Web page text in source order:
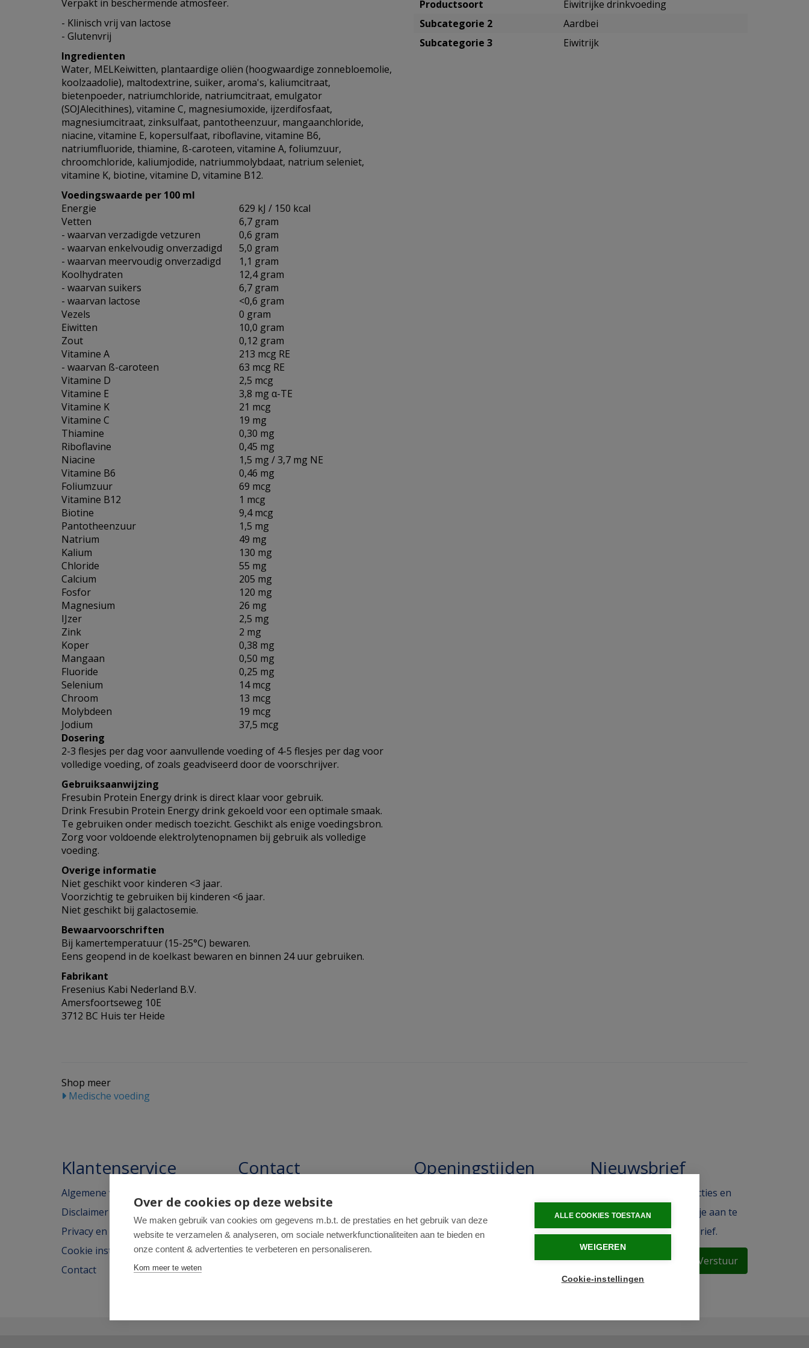
Verpakt in beschermende atmosfeer.
- Klinisch vrij van lactose
- Glutenvrij
Ingredienten
Water, MELKeiwitten, plantaardige oliën (hoogwaardige zonnebloemolie,
koolzaadolie), maltodextrine, suiker, aroma's, kaliumcitraat,
bietenpoeder, natriumchloride, natriumcitraat, emulgator
(SOJAlecithines), vitamine C, magnesiumoxide, ijzerdifosfaat,
magnesiumcitraat, zinksulfaat, pantotheenzuur, mangaanchloride,
niacine, vitamine E, kopersulfaat, riboflavine, vitamine B6,
natriumfluoride, thiamine, ß-caroteen, vitamine A, foliumzuur,
chroomchloride, kaliumjodide, natriummolybdaat, natrium seleniet,
vitamine K, biotine, vitamine D, vitamine B12.
Voedingswaarde per 100 ml
Energie
629 kJ / 150 kcal
Vetten
- waarvan verzadigde vetzuren
- waarvan enkelvoudig onverzadigd
- waarvan meervoudig onverzadigd
6,7 gram
0,6 gram
5,0 gram
1,1 gram
Koolhydraten
- waarvan suikers
- waarvan lactose
12,4 gram
6,7 gram
<0,6 gram
Vezels
0 gram
Eiwitten
10,0 gram
Zout
0,12 gram
Vitamine A
- waarvan ß-caroteen
213 mcg RE
63 mcg RE
Vitamine D
2,5 mcg
Vitamine E
3,8 mg α-TE
Vitamine K
21 mcg
Vitamine C
19 mg
Thiamine
0,30 mg
Riboflavine
0,45 mg
Niacine
1,5 mg / 3,7 mg NE
Vitamine B6
0,46 mg
Foliumzuur
69 mcg
Vitamine B12
1 mcg
Biotine
9,4 mcg
Pantotheenzuur
1,5 mg
Natrium
49 mg
Kalium
130 mg
Chloride
55 mg
Calcium
205 mg
Fosfor
120 mg
Magnesium
26 mg
IJzer
2,5 mg
Zink
2 mg
Koper
0,38 mg
Mangaan
0,50 mg
Fluoride
0,25 mg
Selenium
14 mcg
Chroom
13 mcg
Molybdeen
19 mcg
Jodium
37,5 mcg
Dosering
2-3 flesjes per dag voor aanvullende voeding of 4-5 flesjes per dag voor
volledige voeding, of zoals geadviseerd door de voorschrijver.
Gebruiksaanwijzing
Fresubin Protein Energy drink is direct klaar voor gebruik.
Drink Fresubin Protein Energy drink gekoeld voor een optimale smaak.
Te gebruiken onder medisch toezicht. Geschikt als enige voedingsbron.
Zorg voor voldoende elektrolytenopnamen bij gebruik als volledige
voeding.
Overige informatie
Niet geschikt voor kinderen <3 jaar.
Voorzichtig te gebruiken bij kinderen <6 jaar.
Niet geschikt bij galactosemie.
Bewaarvoorschriften
Bij kamertemperatuur (15-25°C) bewaren.
Eens geopend in de koelkast bewaren en binnen 24 uur gebruiken.
Fabrikant
Fresenius Kabi Nederland B.V.
Amersfoortseweg 10E
3712 BC Huis ter Heide
Productsoort
Eiwitrijke drinkvoeding
Subcategorie 2
Aardbei
Subcategorie 3
Eiwitrijk
Shop meer
Medische voeding
Klantenservice
Algemene voorwaarden
Disclaimer
Privacy en cookieverklaring
Cookie instellingen
Contact
Contact
Weimarstraat 228
2562HR Den Haag
tel: 070-820 98 84
Openingstijden Nieuwsbrief
Blijf op de hoogte van acties en
het laatste nieuws door je aan te
melden voor de nieuwsbrief.
Verstuur
Over de cookies op deze website
We maken gebruik van cookies om gegevens m.b.t. de prestaties en het gebruik van deze
website te verzamelen & analyseren, om sociale netwerkfunctionaliteiten aan te bieden en
onze content & advertenties te verbeteren en personaliseren.
Kom meer te weten
ALLE COOKIES TOESTAAN
WEIGEREN
Cookie-instellingen